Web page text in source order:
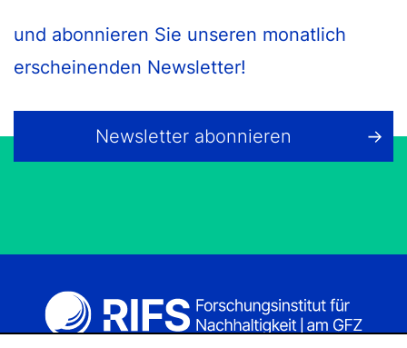
und abonnieren Sie unseren monatlich
erscheinenden Newsletter!
Newsletter abonnieren